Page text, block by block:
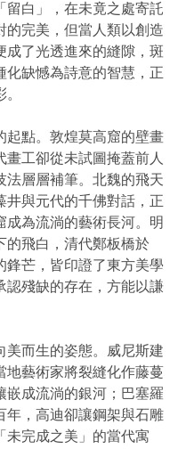
留白」，在未竟之處寄託
的完美，但當人類以創造
成了光透進來的縫隙，斑
化缺憾為詩意的智慧，正
起點。敦煌莫高窟的壁畫
工卻從未試圖掩蓋前人
法層層補筆。北魏的飛天
井與元代的千佛對話，正
成為流淌的藝術長河。明
的飛白，清代鄭板橋於
鋒芒，皆印證了東方美學
殘缺的存在，方能以謙
美而生的姿態。威尼斯建
地藝術家將裂縫化作藤蔓
嵌成流淌的銀河；巴塞羅
年，高迪卻讓鋼架與石雕
未完成之美」的當代寓